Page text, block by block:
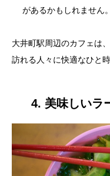
があるかもしれません。
大井町駅周辺のカフェは
訪れる人々に快適なひと
4. 美味しいラ